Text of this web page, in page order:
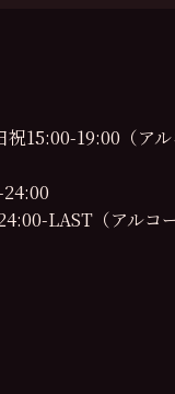
15:00-19:00（ア
LAST（アルコ